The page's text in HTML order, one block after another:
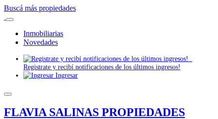
Buscá más propiedades
Inmobiliarias
Novedades
Registrate y recibí notificaciones de los últimos ingresos!
Ingresar
FLAVIA SALINAS PROPIEDADES